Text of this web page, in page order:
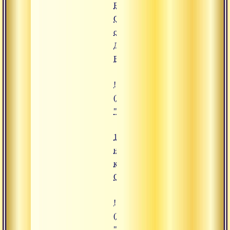
Вишну.
Совместный
сатсанг Гуру
Джи и Свами
Вишвананды"
![11.12.2024 "Как найти свой
(https://www.advayta.org/upload/
"11.12.2024 "Как найти свой
11.12.2024 "Как
найти свой путь
к
Освобождению?"
![08.12.2024 "Вуаль майи -
(https://www.advayta.org/upload/